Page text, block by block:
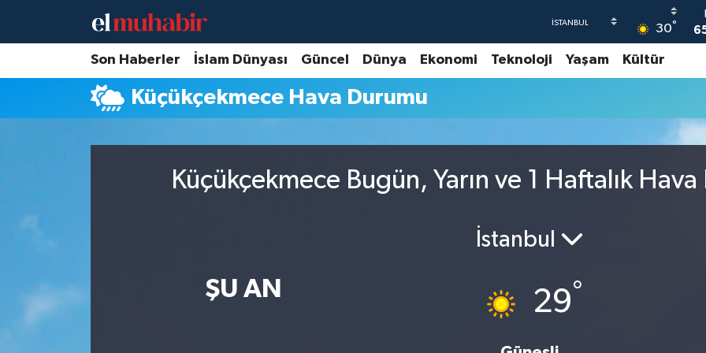
30°
Son Haberler İslam Dünyası Güncel Dünya Ekonomi Teknoloji Yaşam Kültür
Küçükçekmece Hava Durumu
Küçükçekmece Bugün, Yarın ve 1 Haftalık
ŞU AN
İstanbul
29°
Hava Durumu
Trafik Durumu